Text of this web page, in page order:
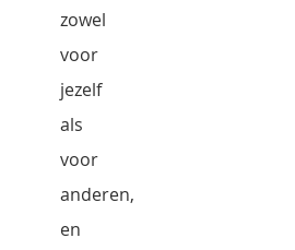
zowel
voor
jezelf
als
voor
anderen,
en